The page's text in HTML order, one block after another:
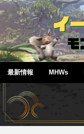
最新情報 MHWs